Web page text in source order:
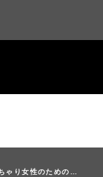
ゃり女性のための…